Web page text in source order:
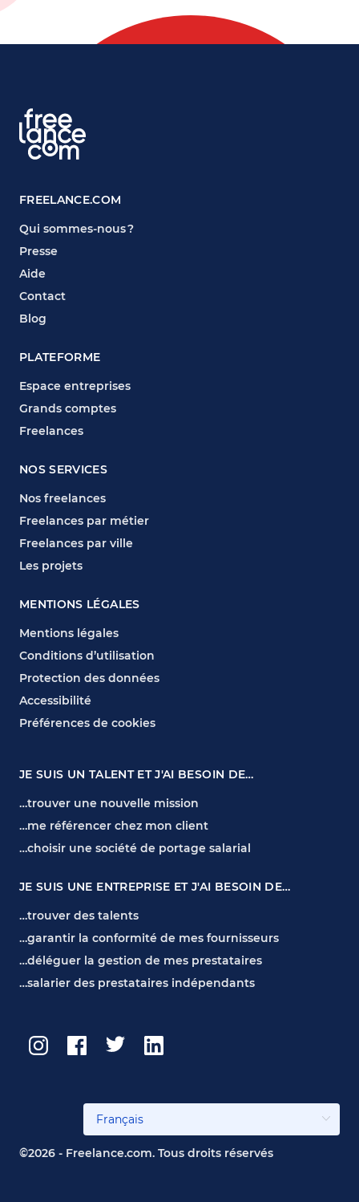
FREELANCE.COM
Qui sommes-nous ?
Presse
Aide
Contact
Blog
PLATEFORME
Espace entreprises
Grands comptes
Freelances
NOS SERVICES
Nos freelances
Freelances par métier
Freelances par ville
Les projets
MENTIONS LÉGALES
Mentions légales
Conditions d’utilisation
Protection des données
Accessibilité
Préférences de cookies
JE SUIS UN TALENT ET J'AI BESOIN DE…
…trouver une nouvelle mission
…me référencer chez mon client
…choisir une société de portage salarial
JE SUIS UNE ENTREPRISE ET J'AI BESOIN DE…
…trouver des talents
…garantir la conformité de mes fournisseurs
…déléguer la gestion de mes prestataires
…salarier des prestataires indépendants
©2026 - Freelance.com. Tous droits réservés